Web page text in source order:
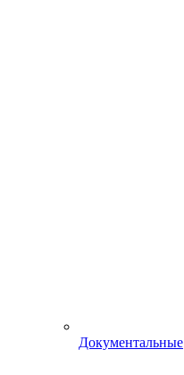
Документальные